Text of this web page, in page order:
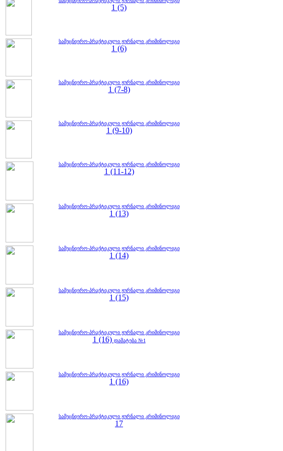
1 (5)
სამეცნიერო-პრაქტიკული ჟურნალი კრიმინოლიგი
1 (6)
სამეცნიერო-პრაქტიკული ჟურნალი კრიმინოლიგი
1 (7-8)
სამეცნიერო-პრაქტიკული ჟურნალი კრიმინოლიგი
1 (9-10)
სამეცნიერო-პრაქტიკული ჟურნალი კრიმინოლიგი
1 (11-12)
სამეცნიერო-პრაქტიკული ჟურნალი კრიმინოლიგი
1 (13)
სამეცნიერო-პრაქტიკული ჟურნალი კრიმინოლიგი
1 (14)
სამეცნიერო-პრაქტიკული ჟურნალი კრიმინოლიგი
1 (15)
სამეცნიერო-პრაქტიკული ჟურნალი კრიმინოლიგი
1 (16) დამატება №1
სამეცნიერო-პრაქტიკული ჟურნალი კრიმინოლიგი
1 (16)
სამეცნიერო-პრაქტიკული ჟურნალი კრიმინოლიგი
17